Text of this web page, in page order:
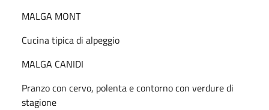
MALGA MONT
Cucina tipica di alpeggio
MALGA CANIDI
Pranzo con cervo, polenta e contorno con verdure di
stagione